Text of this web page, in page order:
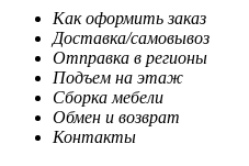
Как оформить заказ
Доставка/самовывоз
Отправка в регионы
Подъем на этаж
Сборка мебели
Обмен и возврат
Контакты